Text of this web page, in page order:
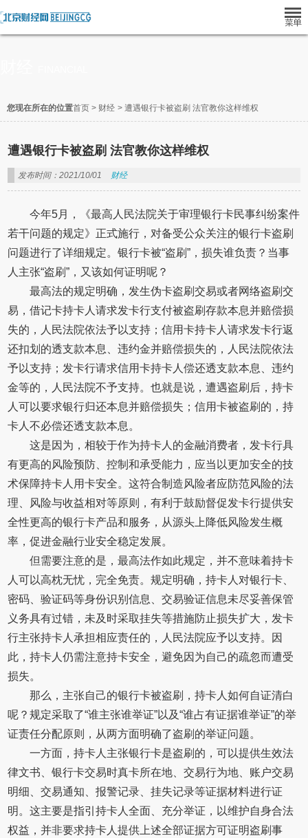
您现在所在的位置首页 > 财经 > 遭遇银行卡被盗刷 法官教你这样维权
遭遇银行卡被盗刷 法官教你这样维权
发布时间：2021/10/01 财经
今年5月，《最高人民法院关于审理银行卡民事纠纷案件
若干问题的规定》正式施行，对备受公众关注的银行卡盗刷
问题进行了详细规定。银行卡被“盗刷”，损失谁负责？当事
人主张“盗刷”，又该如何证明呢？
最高法的规定明确，发生伪卡盗刷交易或者网络盗刷交
易，借记卡持卡人请求发卡行支付被盗刷存款本息并赔偿损
失的，人民法院依法予以支持；信用卡持卡人请求发卡行返
还扣划的透支款本息、违约金并赔偿损失的，人民法院依法
予以支持；发卡行请求信用卡持卡人偿还透支款本息、违约
金等的，人民法院不予支持。也就是说，遭遇盗刷后，持卡
人可以要求银行归还本息并赔偿损失；信用卡被盗刷的，持
卡人不必偿还透支款本息。
这是因为，相较于作为持卡人的金融消费者，发卡行具
有更高的风险预防、控制和承受能力，应当以更加安全的技
术保障持卡人用卡安全。这符合制造风险者应防范风险的法
理、风险与收益相对等原则，有利于鼓励督促发卡行提供安
全性更高的银行卡产品和服务，从源头上降低风险发生概
率，促进金融行业安全稳定发展。
但需要注意的是，最高法作如此规定，并不意味着持卡
人可以高枕无忧，完全免责。规定明确，持卡人对银行卡、
密码、验证码等身份识别信息、交易验证信息未尽妥善保管
义务具有过错，未及时采取挂失等措施防止损失扩大，发卡
行主张持卡人承担相应责任的，人民法院应予以支持。因
此，持卡人仍需注意持卡安全，避免因为自己的疏忽而遭受
损失。
那么，主张自己的银行卡被盗刷，持卡人如何自证清白
呢？规定采取了“谁主张谁举证”以及“谁占有证据谁举证”的举
证责任分配原则，从两方面明确了盗刷的举证问题。
一方面，持卡人主张银行卡是盗刷的，可以提供生效法
律文书、银行卡交易时真卡所在地、交易行为地、账户交易
明细、交易通知、报警记录、挂失记录等证据材料进行证
明。这主要是指引持卡人全面、充分举证，以维护自身合法
权益，并非要求持卡人提供上述全部证据方可证明盗刷事